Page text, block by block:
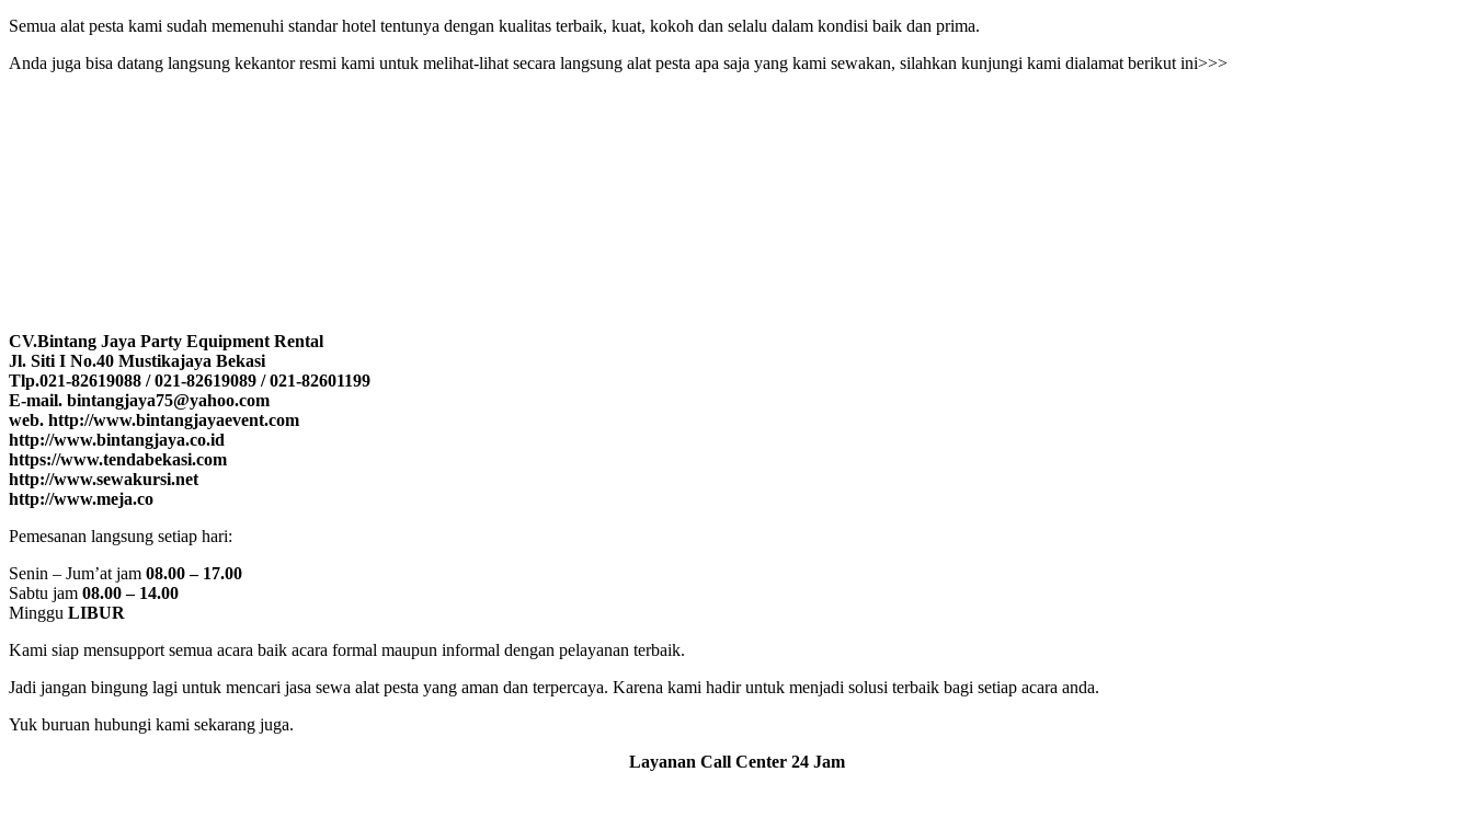
Semua alat pesta kami sudah memenuhi standar hotel tentunya dengan kualitas terbaik, kuat, kokoh dan selalu dalam kondisi baik dan prima.
Anda juga bisa datang langsung kekantor resmi kami untuk melihat-lihat secara langsung alat pesta apa saja yang kami sewakan, silahkan kunjungi kami dialamat berikut ini>>>
CV.Bintang Jaya Party Equipment Rental
Jl. Siti I No.40 Mustikajaya Bekasi
Tlp.021-82619088 / 021-82619089 / 021-82601199
E-mail. bintangjaya75@yahoo.com
web. http://www.bintangjayaevent.com
http://www.bintangjaya.co.id
https://www.tendabekasi.com
http://www.sewakursi.net
http://www.meja.co
Pemesanan langsung setiap hari:
Senin – Jum’at jam 08.00 – 17.00
Sabtu jam 08.00 – 14.00
Minggu LIBUR
Kami siap mensupport semua acara baik acara formal maupun informal dengan pelayanan terbaik.
Jadi jangan bingung lagi untuk mencari jasa sewa alat pesta yang aman dan terpercaya. Karena kami hadir untuk menjadi solusi terbaik bagi setiap acara anda.
Yuk buruan hubungi kami sekarang juga.
Layanan Call Center 24 Jam